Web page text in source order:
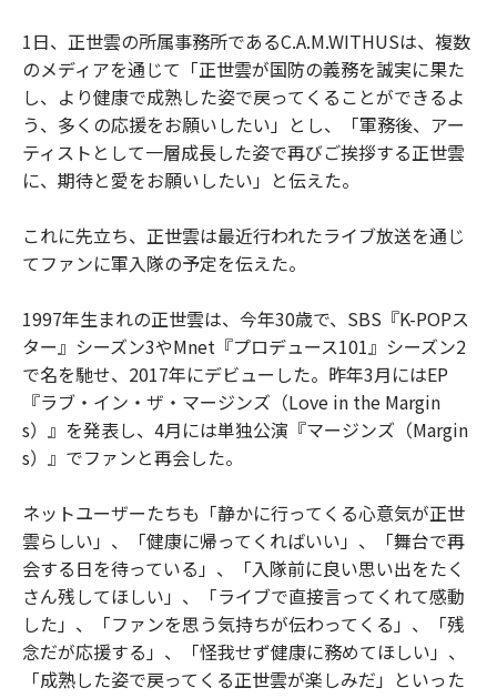
1日、正世雲の所属事務所であるC.A.M.WITHUSは、複数
のメディアを通じて「正世雲が国防の義務を誠実に果た
し、より健康で成熟した姿で戻ってくることができるよ
う、多くの応援をお願いしたい」とし、「軍務後、アー
ティストとして一層成長した姿で再びご挨拶する正世雲
に、期待と愛をお願いしたい」と伝えた。
これに先立ち、正世雲は最近行われたライブ放送を通じ
てファンに軍入隊の予定を伝えた。
1997年生まれの正世雲は、今年30歳で、SBS『K-POPス
ター』シーズン3やMnet『プロデュース101』シーズン2
で名を馳せ、2017年にデビューした。昨年3月にはEP
『ラブ・イン・ザ・マージンズ（Love in the Margin
s）』を発表し、4月には単独公演『マージンズ（Margin
s）』でファンと再会した。
ネットユーザーたちも「静かに行ってくる心意気が正世
雲らしい」、「健康に帰ってくればいい」、「舞台で再
会する日を待っている」、「入隊前に良い思い出をたく
さん残してほしい」、「ライブで直接言ってくれて感動
した」、「ファンを思う気持ちが伝わってくる」、「残
念だが応援する」、「怪我せず健康に務めてほしい」、
「成熟した姿で戻ってくる正世雲が楽しみだ」といった